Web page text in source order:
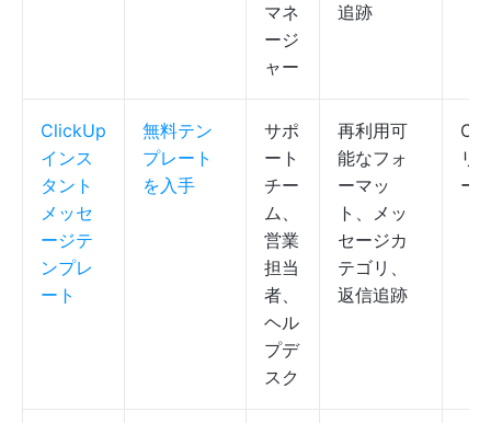
マネ
ージ
ャー
追跡
ClickUp
インス
タント
メッセ
ージテ
ンプレ
ート
無料テン
プレート
を入手
サポ
ート
チー
ム、
営業
担当
者、
ヘル
プデ
スク
再利用可
能なフォ
ーマッ
ト、メッ
セージカ
テゴリ、
返信追跡
リ
ー